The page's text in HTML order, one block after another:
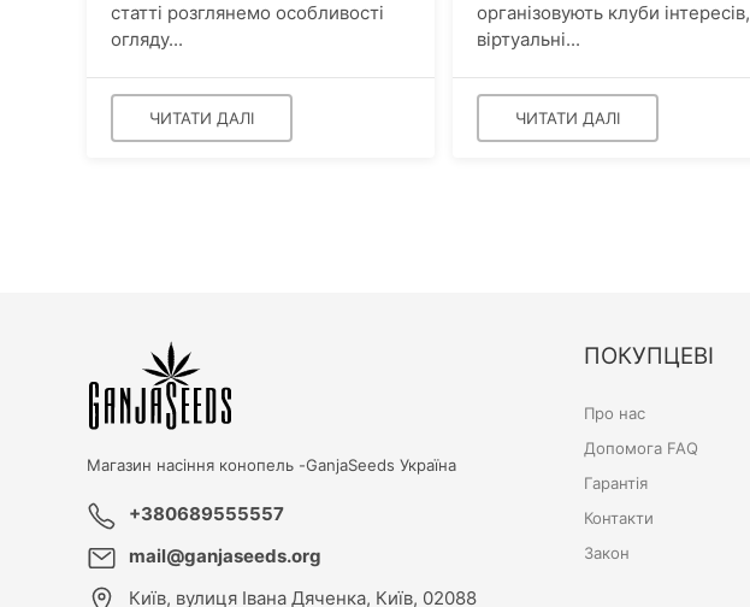
статті розглянемо особливості
огляду...
ЧИТАТИ ДАЛІ
організовують клуби інтересів,
віртуальні...
ЧИТАТИ ДАЛІ
Магазин насіння конопель -GanjaSeeds Україна
+380689555557
mail@ganjaseeds.org
Київ, вулиця Івана Дяченка, Київ, 02088
ПОКУПЦЕВІ
Про нас
Допомога FAQ
Гарантія
Контакти
Закон